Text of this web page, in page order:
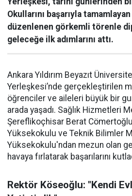
Okullarını başarıyla
düzenlenen görkemli törenle
geleceğe ilk adımlarını attı.
Ankara Yıldırım Beyazıt
Yerleşkesi’nde gerçekleştirilen
öğrenciler ve aileleri büyük bir
arada yaşadı. Sağlık Hizmetleri
Şereflikoçhisar Berat
Yüksekokulu ve Teknik Bilimler
Yüksekokulu'ndan mezun olan
havaya fırlatarak başarılarını
Rektör Köseoğlu: "Kendi